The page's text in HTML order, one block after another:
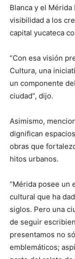
Blanca y el
visibilidad a los
capital yucateca
“Con esa visión
Cultura, una
un componente
ciudad”, dijo.
Asimismo,
dignifican
obras que
hitos urbanos.
“Mérida posee un
cultural que ha
siglos. Pero una
de seguir
presentamos no
emblemáticos;